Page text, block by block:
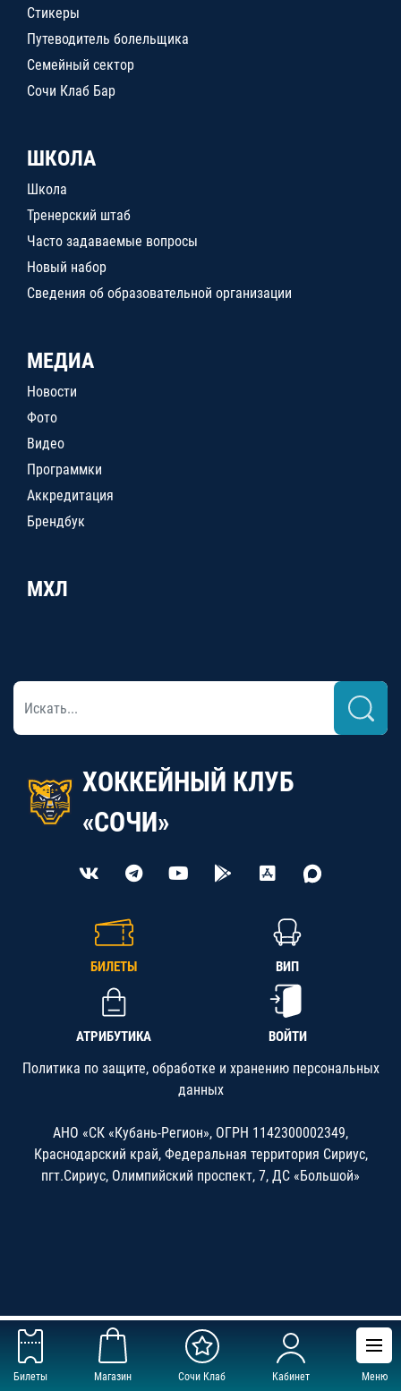
Билеты Магазин Сочи Клаб Кабинет Меню
Стикеры
Путеводитель болельщика
Семейный сектор
Сочи Клаб Бар
ШКОЛА
Школа
Тренерский штаб
Часто задаваемые вопросы
Новый набор
Сведения об образовательной организации
МЕДИА
Новости
Фото
Видео
Программки
Аккредитация
Брендбук
МХЛ
ХОККЕЙНЫЙ КЛУБ
«СОЧИ»
БИЛЕТЫ ВИП
АТРИБУТИКА ВОЙТИ
Политика по защите, обработке и хранению персональных
данных
АНО «СК «Кубань-Регион», ОГРН 1142300002349,
Краснодарский край, Федеральная территория Сириус,
пгт.Сириус, Олимпийский проспект, 7, ДС «Большой»